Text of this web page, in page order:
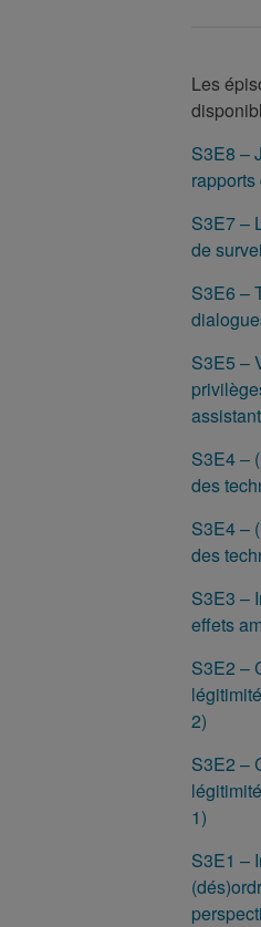
Les
S3E8 –
S3E7 –
de
S3E6 –
S3E5 –
S3E4 –
des
S3E4 –
des
S3E3 –
effets
S3E2 –
2)
S3E2 –
1)
S3E1 –